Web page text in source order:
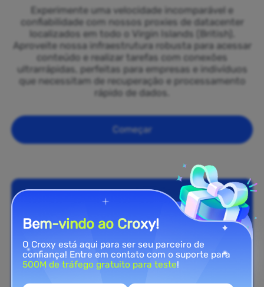
Experimente uma velocidade incomparável e
confiabilidade com nossos proxies de datacenter
localizados em todo o Virgin Islands (British).
Aproveite nossa infraestrutura robusta para acessar
conteúdo e realizar tarefas com conexões
ultrarrápidas, perfeitas para empresas e indivíduos
que necessitam de recuperação e processamento
rápido de dados.
Começar
Bem-vindo ao Croxy!
O Croxy está aqui para ser seu parceiro de
confiança! Entre em contato com o suporte para
500M de tráfego gratuito para teste!